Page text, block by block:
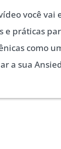
você vai
e práticas
como
a sua